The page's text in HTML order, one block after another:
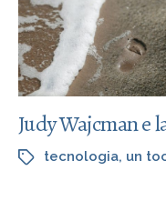
Judy Wajcman e
tecnologia, un